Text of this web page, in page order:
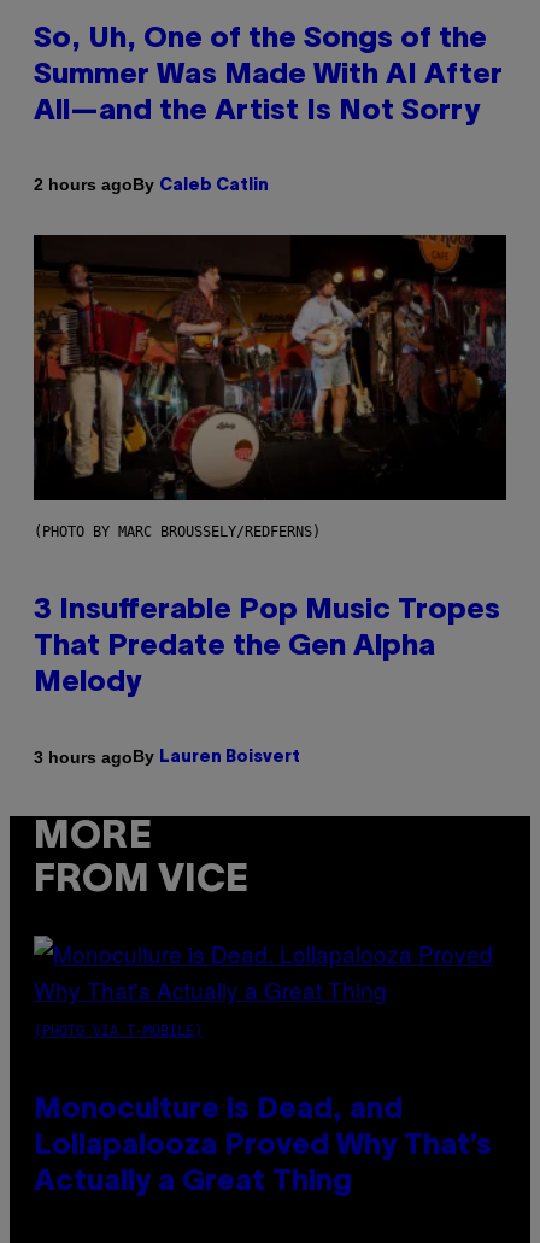
So, Uh, One of the Songs of the
Summer Was Made With AI After
All—and the Artist Is Not Sorry
2 hours agoBy Caleb Catlin
(PHOTO BY MARC BROUSSELY/REDFERNS)
3 Insufferable Pop Music Tropes
That Predate the Gen Alpha
Melody
3 hours agoBy Lauren Boisvert
MORE
FROM VICE
(PHOTO VIA T-MOBILE)
Monoculture is Dead, and
Lollapalooza Proved Why That’s
Actually a Great Thing